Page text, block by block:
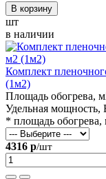
В корзину
шт
в наличии
Комплект
(1м2)
Площадь обогрева,
Удельная мощность,
* площадь обогрева,
4316 р/шт